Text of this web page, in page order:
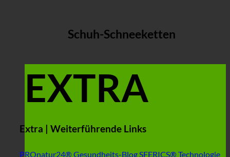
Schuh-Schneeketten
EXTRA
Extra | Weiterführende Links
PROnatur24® Gesundheits-Blog SFERICS® Technologie